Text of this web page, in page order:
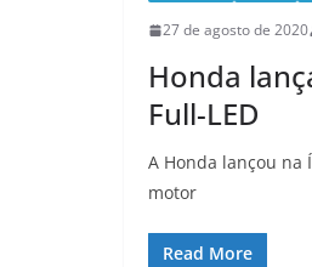
27 de agosto de 2020
Honda
Full-LED
A Honda lançou na
motor
Read More